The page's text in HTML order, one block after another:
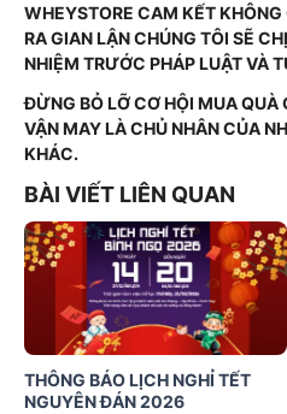
WHEYSTORE CAM KẾT KHÔNG
RA GIAN LẬN CHÚNG TÔI SẼ
NHIỆM TRƯỚC PHÁP LUẬT VÀ
ĐỪNG BỎ LỠ CƠ HỘI MUA QUÀ
VẬN MAY LÀ CHỦ NHÂN CỦA
KHÁC.
BÀI VIẾT LIÊN QUAN
THÔNG BÁO LỊCH NGHỈ TẾT
NGUYÊN ĐÁN 2026